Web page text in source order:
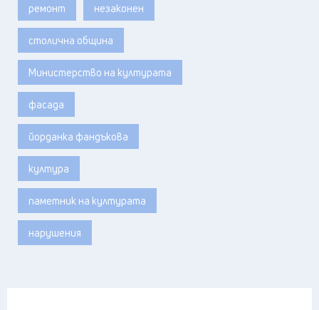
ремонт незаконен
столична община
Министерство на културата
фасада
йорданка фандъкова
култура
паметник на културата
нарушения